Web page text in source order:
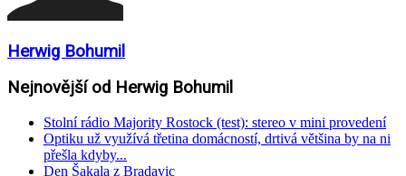
Herwig Bohumil
Nejnovější od Herwig Bohumil
Stolní rádio Majority Rostock (test): stereo v mini provedení
Optiku už využívá třetina domácností, drtivá většina by na ni
přešla kdyby...
Den Šakala z Bradavic